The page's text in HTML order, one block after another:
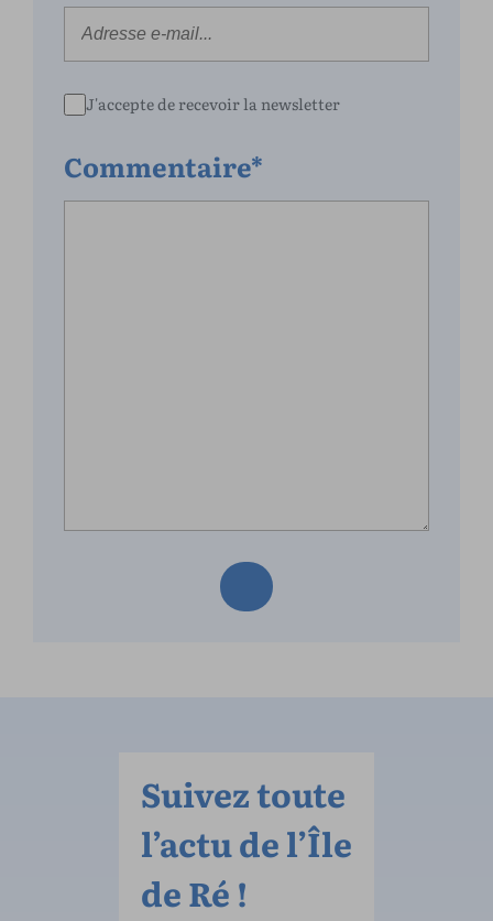
J'accepte de recevoir la newsletter
Commentaire*
Suivez toute
l’actu de l’Île
de Ré !